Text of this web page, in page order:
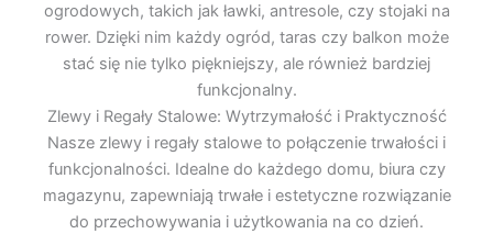
ogrodowych, takich jak ławki, antresole, czy stojaki na
rower. Dzięki nim każdy ogród, taras czy balkon może
stać się nie tylko piękniejszy, ale również bardziej
funkcjonalny.
Zlewy i Regały Stalowe: Wytrzymałość i Praktyczność
Nasze zlewy i regały stalowe to połączenie trwałości i
funkcjonalności. Idealne do każdego domu, biura czy
magazynu, zapewniają trwałe i estetyczne rozwiązanie
do przechowywania i użytkowania na co dzień.